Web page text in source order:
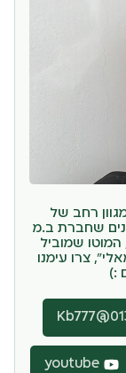
רחב של
בכל רחבי הארץ. כבר מעל 36 שנים שחברת ב.מ
שמוביל
צרו עימנו
:)
youtube